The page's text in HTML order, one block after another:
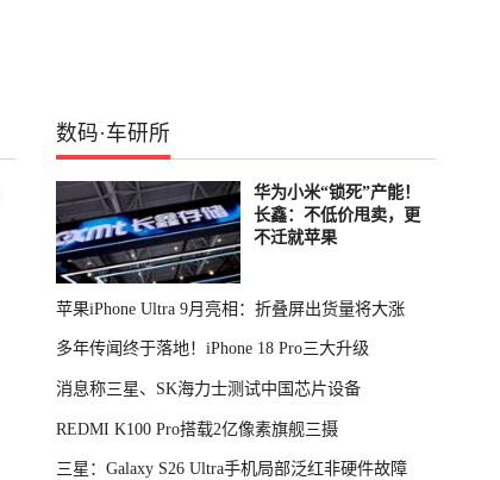
数码·车研所
华为小米“锁死”产能！
长鑫：不低价甩卖，更
不迁就苹果
苹果iPhone Ultra 9月亮相：折叠屏出货量将大涨
多年传闻终于落地！iPhone 18 Pro三大升级
消息称三星、SK海力士测试中国芯片设备
REDMI K100 Pro搭载2亿像素旗舰三摄
三星：Galaxy S26 Ultra手机局部泛红非硬件故障